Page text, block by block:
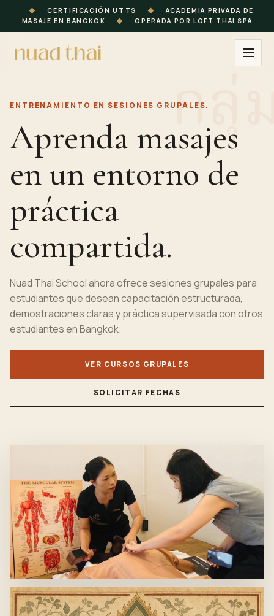
◆ CERTIFICACIÓN UTTS ◆
ACADEMIA PRIVADA DE
MASAJE EN BANGKOK
◆ OPERADA POR LOFT THAI SPA
ENTRENAMIENTO EN SESIONES GRUPALES.
Aprenda masajes
en un entorno de
práctica
compartida.
Nuad Thai School ahora ofrece sesiones grupales para
estudiantes que desean capacitación estructurada,
demostraciones claras y práctica supervisada con otros
estudiantes en Bangkok.
VER CURSOS GRUPALES
SOLICITAR FECHAS